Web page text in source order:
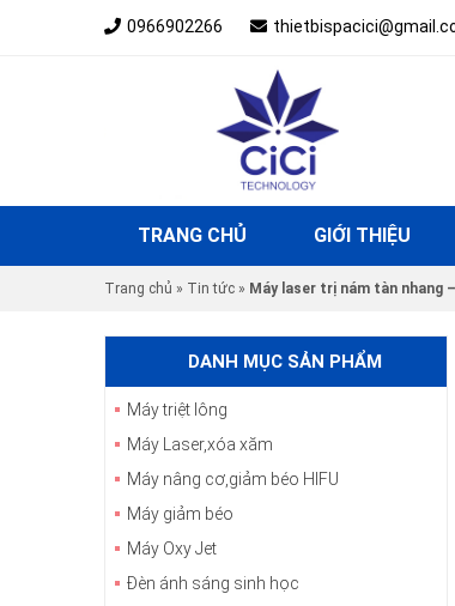
0966902266
TRANG CHỦ GIỚI THIỆU
Trang chủ » Tin tức » Máy laser trị nám tàn nhang
DANH MỤC SẢN PHẨM
Máy triệt lông
Máy Laser,xóa xăm
Máy nâng cơ,giảm béo HIFU
Máy giảm béo
Máy Oxy Jet
Đèn ánh sáng sinh học